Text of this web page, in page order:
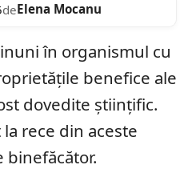
deElena Mocanu
în organismul cu
benefice ale
dovedite științific.
rece din aceste
binefăcător.